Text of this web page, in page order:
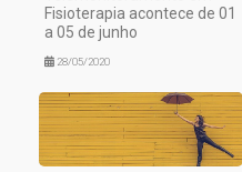
Fisioterapia acontece de 01
a 05 de junho
28/05/2020